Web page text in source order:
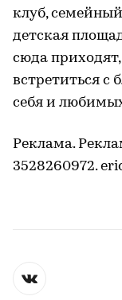
клуб,
детская
сюда
встретиться с
себя и
Реклама.
3528260972.